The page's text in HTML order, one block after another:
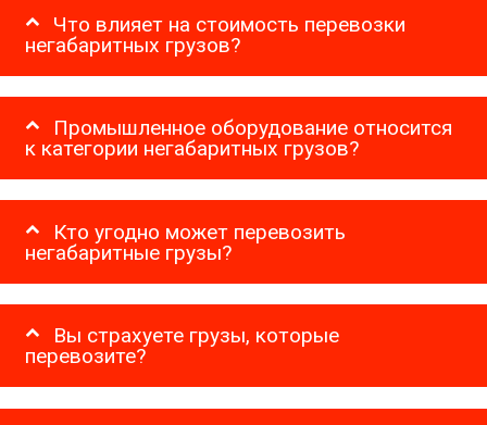
Что влияет на стоимость перевозки
негабаритных грузов?
Промышленное оборудование относится
к категории негабаритных грузов?
Кто угодно может перевозить
негабаритные грузы?
Вы страхуете грузы, которые
перевозите?